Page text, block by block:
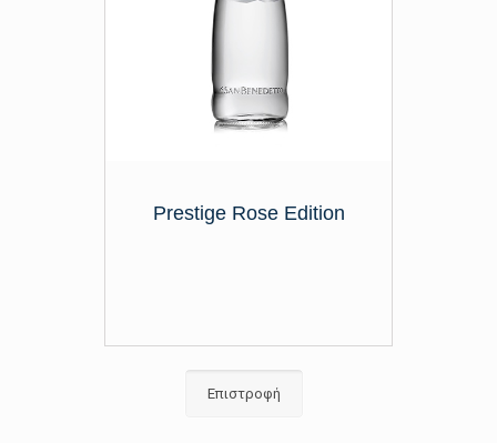
Prestige Rose Edition
Επιστροφή